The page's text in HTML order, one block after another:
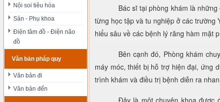
Nội soi tiêu hóa
Sản - Phụ khoa
Điện tâm đồ - Điện não
đồ
Văn bản pháp quy
Văn bản đi
Văn bản đến
Bác sĩ tại phòng khám là
từng học tập và tu nghiệp ở các trường
hiểu sâu về các bệnh lý răng hàm mặt
Bên cạnh đó, Phòng khám
máy móc, thiết bị hỗ trợ hiện đại, ứng
trình khám và điều trị bệnh diễn ra
Đây là một chuyên khoa được